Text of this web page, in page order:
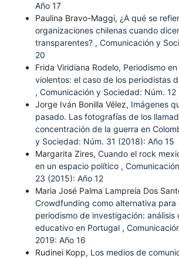
Año 17
Paulina Bravo-Maggi, ¿A qué se
organizaciones chilenas cuando
transparentes? , Comunicación y
20
Frida Viridiana Rodelo, Periodismo
violentos: el caso de los periodistas
, Comunicación y Sociedad: Núm.
Jorge Iván Bonilla Vélez, Imágenes
pasado. Las fotografías de los
concentración de la guerra en
y Sociedad: Núm. 31 (2018): Año 15
Margarita Zires, Cuando el rock
en un espacio político ,
23 (2015): Año 12
Maria José Palma Lampreia Dos
Crowdfunding como alternativa para
periodismo de investigación: análisis
educativo en Portugal ,
2019: Año 16
Rudinei Kopp, Los medios de